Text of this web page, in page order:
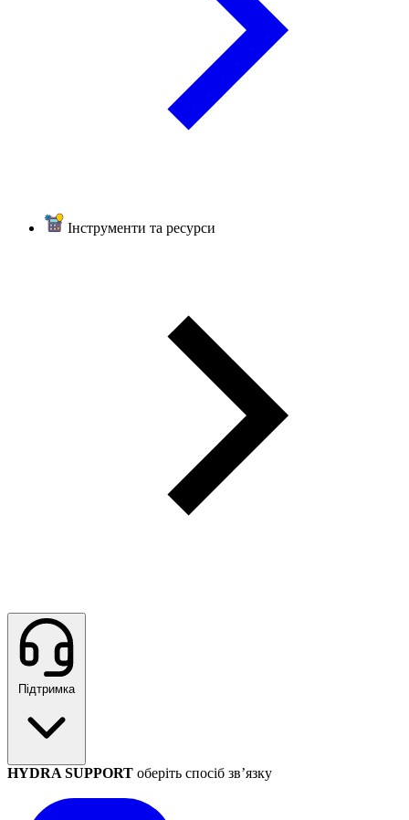
Інструменти та ресурси
Підтримка
HYDRA SUPPORT оберіть спосіб зв’язку